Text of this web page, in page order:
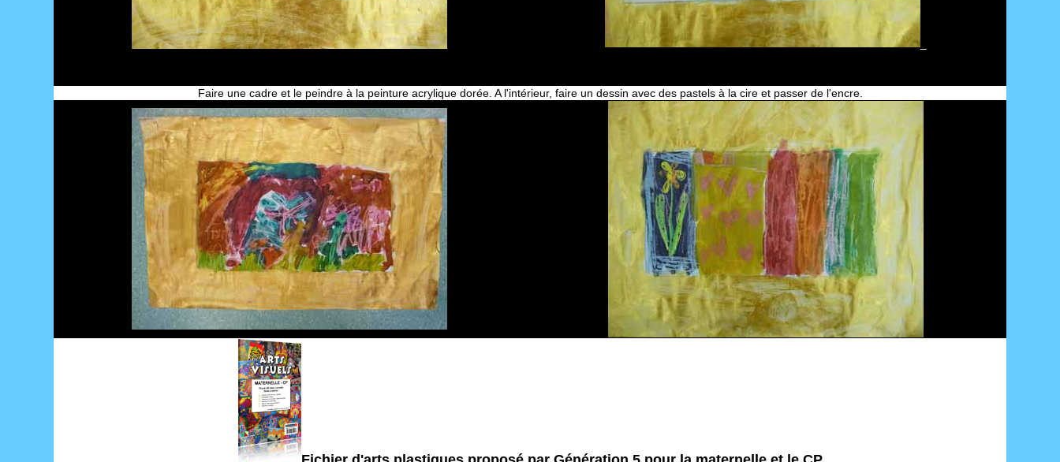
_
Faire une cadre et le peindre à la peinture acrylique dorée. A l'intérieur, faire un dessin avec des pastels à la cire et passer de l'encre.